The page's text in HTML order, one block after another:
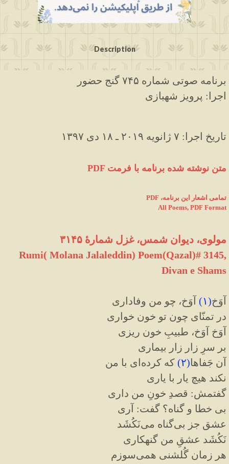
Description
برنامه صوتی شماره ۷۴۵ گنج حضور
اجرا: پرویز شهبازی
۱۳۹۷ تاریخ اجرا: ۷ ژانویه ۲۰۱۹ ـ ۱۸ دی
PDF متن نوشته شده برنامه با فرمت
PDF ،تمامی اشعار این برنامه
All Poems, PDF Format
مولوی، دیوان شمس، غزل شمارهٔ ۳۱۴۵
Rumi( Molana Jalaleddin) Poem(Qazal)# 3145,
Divan e Shams
آوَخ(۱) آوَخ، چو من وفاداری
در تمنّای چون تو خون خواری
آوَخ آوَخ، طبیبِ خون ریزی
بر سرِ زار زار بیماری
آن جَفاها(۲) که کرده‌ای با من
نکند هیچ یار با یاری
گفتمش: قصدِ خونِ من داری
بی خطا و گناه؟ گفت: آری
عشق جز بی‌گناه می‌نَکُشَد
نَکُشَد عشقِ من گنهکاری
هر زمان گُلشنی همی‌سوزم